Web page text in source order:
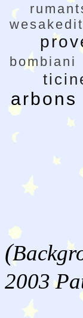
bombiani
arbons
(
2003